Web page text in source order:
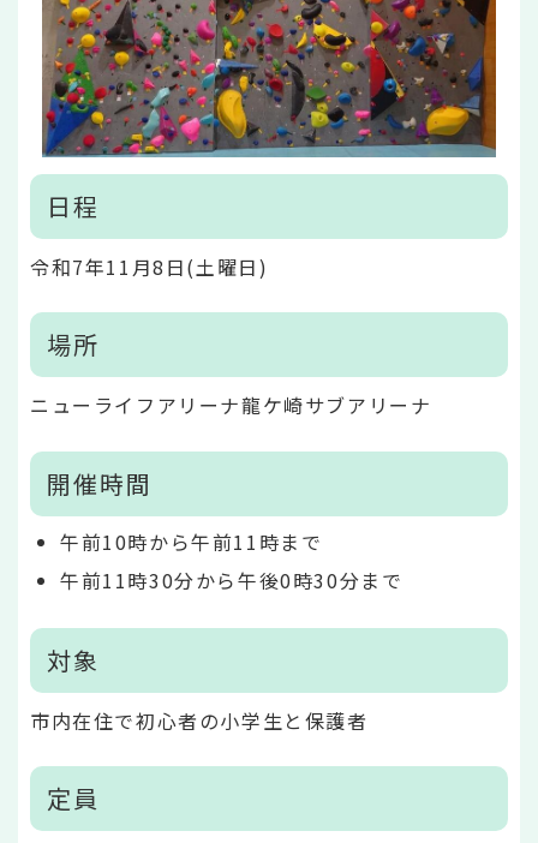
日程
令和7年11月8日(土曜日)
場所
ニューライフアリーナ龍ケ崎サブアリーナ
開催時間
午前10時から午前11時まで
午前11時30分から午後0時30分まで
対象
市内在住で初心者の小学生と保護者
定員